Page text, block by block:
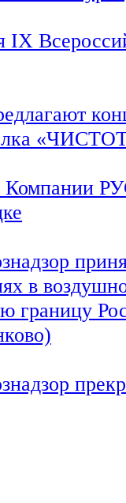
IХ
Компании
в
границу